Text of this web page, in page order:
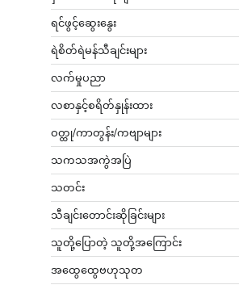
ရင်ဖွင့်ဆွေးနွေး
ရဲစိတ်ရဲမန်သီချင်းများ
လက်မှုပညာ
လစာနှင့်စရိတ်နှုန်းထား
ဝတ္ထု/ကာတွန်း/ကဗျာများ
သကသအကွဲအပြဲ
သတင်း
သီချင်းတောင်းဆိုခြင်းများ
သူတို့ပြောတဲ့ သူတို့အကြောင်း
အထွေထွေဗဟုသုတ